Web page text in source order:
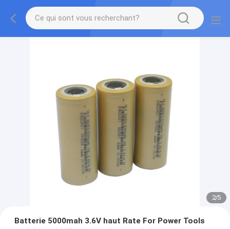
2/5
Batterie 5000mah 3.6V haut Rate For Power Tools